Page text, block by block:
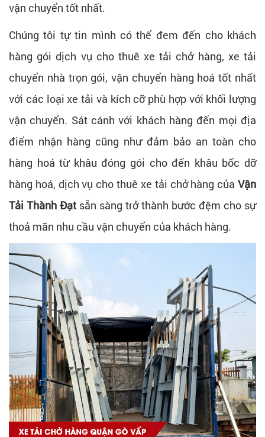
vận chuyển tốt nhất.
Chúng tôi tự tin mình có thể đem đến cho khách
hàng gói dịch vụ cho thuê xe tải chở hàng, xe tải
chuyển nhà trọn gói, vận chuyển hàng hoá tốt nhất
với các loại xe tải và kích cỡ phù hợp với khối lượng
vận chuyển. Sát cánh với khách hàng đến mọi địa
điểm nhận hàng cũng như đảm bảo an toàn cho
hàng hoá từ khâu đóng gói cho đến khâu bốc dỡ
hàng hoá, dịch vụ cho thuê xe tải chở hàng của Vận
Tải Thành Đạt sẵn sàng trở thành bước đệm cho sự
thoả mãn nhu cầu vận chuyển của khách hàng.